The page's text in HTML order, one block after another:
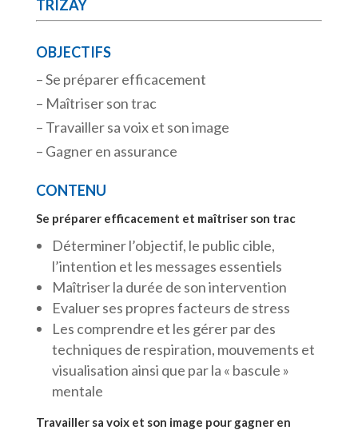
TRIZAY
OBJECTIFS
– Se préparer efficacement
– Maîtriser son trac
– Travailler sa voix et son image
– Gagner en assurance
CONTENU
Se préparer efficacement et maîtriser son trac
Déterminer l’objectif, le public cible,
l’intention et les messages essentiels
Maîtriser la durée de son intervention
Evaluer ses propres facteurs de stress
Les comprendre et les gérer par des
techniques de respiration, mouvements et
visualisation ainsi que par la « bascule »
mentale
Travailler sa voix et son image pour gagner en